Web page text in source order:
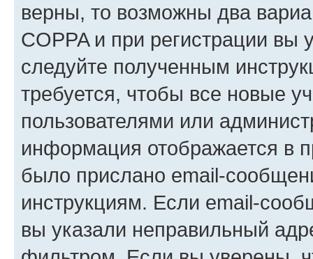
верны, то возможны два
COPPA и при регистрации вы
следуйте полученным
требуется, чтобы все новые
пользователями или
информация отображается в
было прислано email-
инструкциям. Если email-
вы указали неправильный